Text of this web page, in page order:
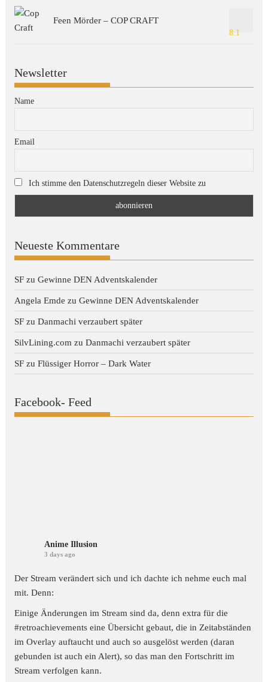
Feen Mörder – COP CRAFT
8.1
Newsletter
Name
Email
Ich stimme den Datenschutzregeln dieser Website zu
Neueste Kommentare
SF zuGewinne DEN Adventskalender
Angela Emde zuGewinne DEN Adventskalender
SF zuDanmachi verzaubert später
SilvLining.com zuDanmachi verzaubert später
SF zuFlüssiger Horror – Dark Water
Facebook- Feed
Anime Illusion
3 days ago
Der Stream verändert sich und ich dachte ich nehme euch mal
mit. Denn:
Einige Änderungen im Stream sind da, denn extra für die
#retroachievements eine Übersicht gebaut, die in Zeitabständen
im Overlay auftaucht und auch so ausgelöst werden (daran
gebunden ist auch ein Alert), so das man den Fortschritt im
Stream verfolgen kann.